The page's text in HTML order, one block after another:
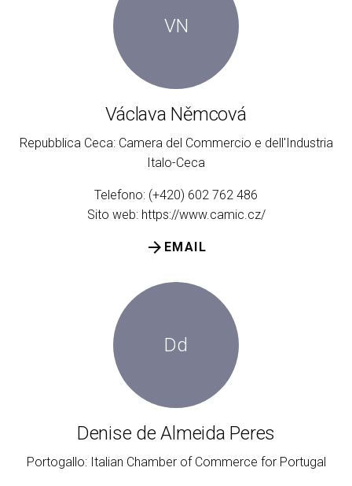
VN
Václava Němcová
Repubblica Ceca: Camera del Commercio e dell'Industria
Italo-Ceca
Telefono: (+420) 602 762 486
Sito web: https://www.camic.cz/
EMAIL
arrow_forward
Dd
Denise de Almeida Peres
Portogallo: Italian Chamber of Commerce for Portugal